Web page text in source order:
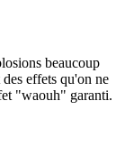
beaucoup
effets qu'on ne
"waouh" garanti.